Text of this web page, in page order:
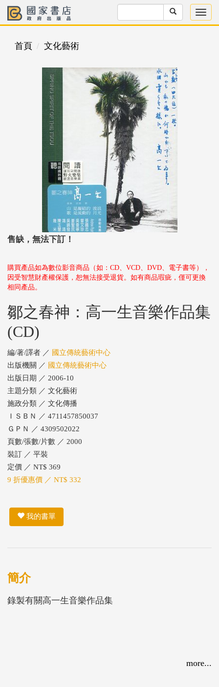
首頁 文化藝術
售缺，無法下訂！
購買產品如為數位影音商品（如：CD、VCD、DVD、電子書等），
因受智慧財產權保護，恕無法接受退貨。如有商品瑕疵，僅可更換
相同產品。
鄒之春神：高一生音樂作品集
(CD)
編/著/譯者 ／ 國立傳統藝術中心
出版機關 ／ 國立傳統藝術中心
出版日期 ／ 2006-10
主題分類 ／ 文化藝術
施政分類 ／ 文化傳播
ＩＳＢＮ ／ 4711457850037
ＧＰＮ ／ 4309502022
頁數/張數/片數 ／ 2000
裝訂 ／ 平裝
定價 ／ NT$ 369
9 折優惠價 ／ NT$ 332
我的書單
簡介
錄製有關高一生音樂作品集
more...